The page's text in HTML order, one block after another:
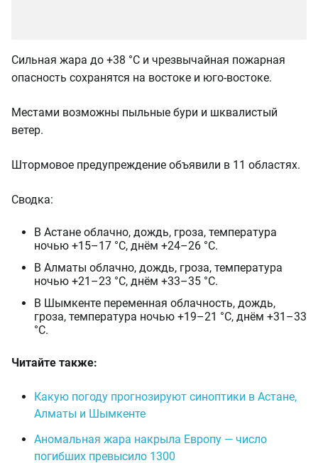
Сильная жара до +38 °C и чрезвычайная пожарная
опасность сохранятся на востоке и юго-востоке.
Местами возможны пыльные бури и шквалистый
ветер.
Штормовое предупреждение объявили в 11 областях.
Сводка:
В Астане облачно, дождь, гроза, температура
ночью +15–17 °C, днём +24–26 °C.
В Алматы облачно, дождь, гроза, температура
ночью +21–23 °C, днём +33–35 °C.
В Шымкенте переменная облачность, дождь,
гроза, температура ночью +19–21 °C, днём +31–33
°C.
Читайте также:
Какую погоду прогнозируют синоптики в Астане,
Алматы и Шымкенте
Аномальная жара накрыла Европу — число
погибших превысило 1300